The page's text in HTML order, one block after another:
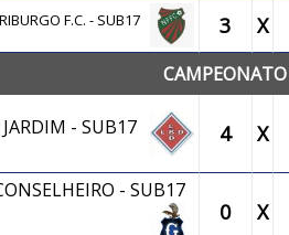
F.C. - SUB17 3 X
- SUB17 4 X
- SUB17
0 X